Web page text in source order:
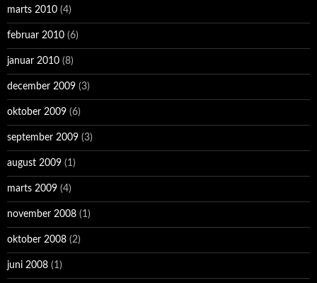
marts 2010 (4)
februar 2010 (6)
januar 2010 (8)
december 2009 (3)
oktober 2009 (6)
september 2009 (3)
august 2009 (1)
marts 2009 (4)
november 2008 (1)
oktober 2008 (2)
juni 2008 (1)